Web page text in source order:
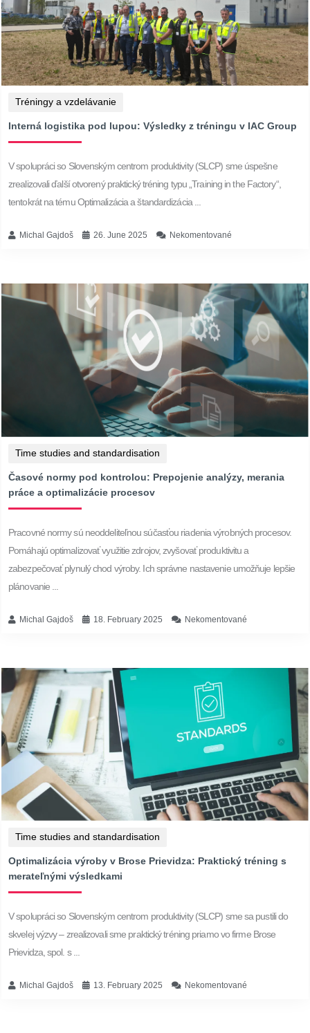
Tréningy a vzdelávanie
Interná logistika pod lupou: Výsledky z tréningu v IAC Group
V spolupráci so Slovenským centrom produktivity (SLCP) sme úspešne
zrealizovali ďalší otvorený praktický tréning typu „Training in the Factory“,
tentokrát na tému Optimalizácia a štandardizácia ...
Michal Gajdoš 26. June 2025 Nekomentované
Time studies and standardisation
Časové normy pod kontrolou: Prepojenie analýzy, merania
práce a optimalizácie procesov
Pracovné normy sú neoddeliteľnou súčasťou riadenia výrobných procesov.
Pomáhajú optimalizovať využitie zdrojov, zvyšovať produktivitu a
zabezpečovať plynulý chod výroby. Ich správne nastavenie umožňuje lepšie
plánovanie ...
Michal Gajdoš 18. February 2025 Nekomentované
Time studies and standardisation
Optimalizácia výroby v Brose Prievidza: Praktický tréning s
merateľnými výsledkami
V spolupráci so Slovenským centrom produktivity (SLCP) sme sa pustili do
skvelej výzvy – zrealizovali sme praktický tréning priamo vo firme Brose
Prievidza, spol. s ...
Michal Gajdoš 13. February 2025 Nekomentované